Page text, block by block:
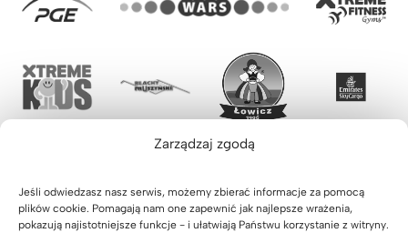
Zarządzaj zgodą
Jeśli odwiedzasz nasz serwis, możemy zbierać informacje za pomocą
plików cookie. Pomagają nam one zapewnić jak najlepsze wrażenia,
pokazują najistotniejsze funkcje - i ułatwiają Państwu korzystanie z witryny.